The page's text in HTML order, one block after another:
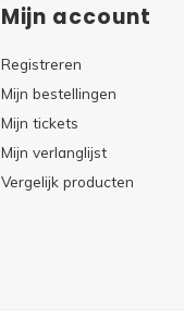
Mijn account
Registreren
Mijn bestellingen
Mijn tickets
Mijn verlanglijst
Vergelijk producten